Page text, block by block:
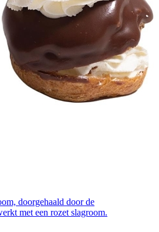
doorgehaald door de
met een rozet slagroom.